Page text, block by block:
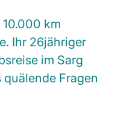
km
Ihr 26jähriger
im Sarg
Fragen